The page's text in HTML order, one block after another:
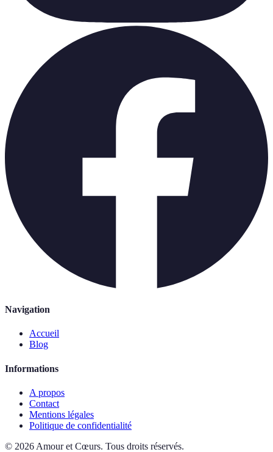
Navigation
Accueil
Blog
Informations
A propos
Contact
Mentions légales
Politique de confidentialité
© 2026 Amour et Cœurs. Tous droits réservés.